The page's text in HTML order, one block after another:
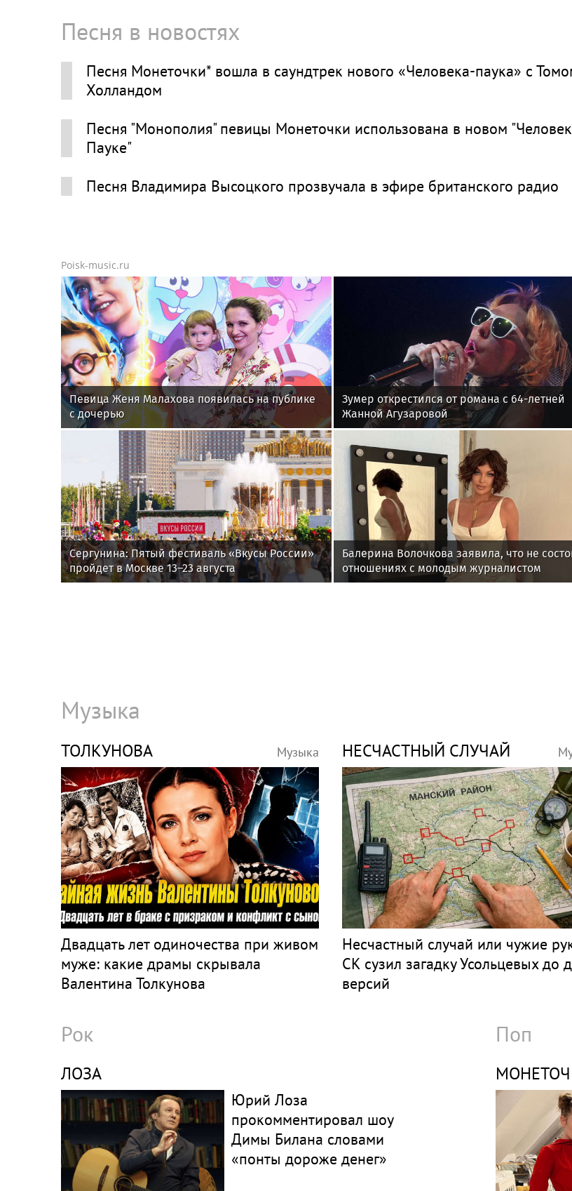
Песня в новостях
Песня Монеточки* вошла в саундтрек нового «Человека-паука» с
Холландом
Песня "Монополия" певицы Монеточки использована в новом
Пауке"
Песня Владимира Высоцкого прозвучала в эфире британского радио
Poisk-music.ru
Певица Женя Малахова появилась на публике
с дочерью
Зумер открестился от романа с 64-летней
Жанной Агузаровой
Сергунина: Пятый фестиваль «Вкусы России»
пройдет в Москве 13–23 августа
Балерина Волочкова заявила, что не
отношениях с молодым журналистом
Музыка
ТОЛКУНОВА Музыка
Двадцать лет одиночества при живом
муже: какие драмы скрывала
Валентина Толкунова
НЕСЧАСТНЫЙ СЛУЧАЙ
Несчастный случай или чужие
СК сузил загадку Усольцевых до
версий
Рок
ЛОЗА
Юрий Лоза
прокомментировал шоу
Димы Билана словами
«понты дороже денег»
Поп